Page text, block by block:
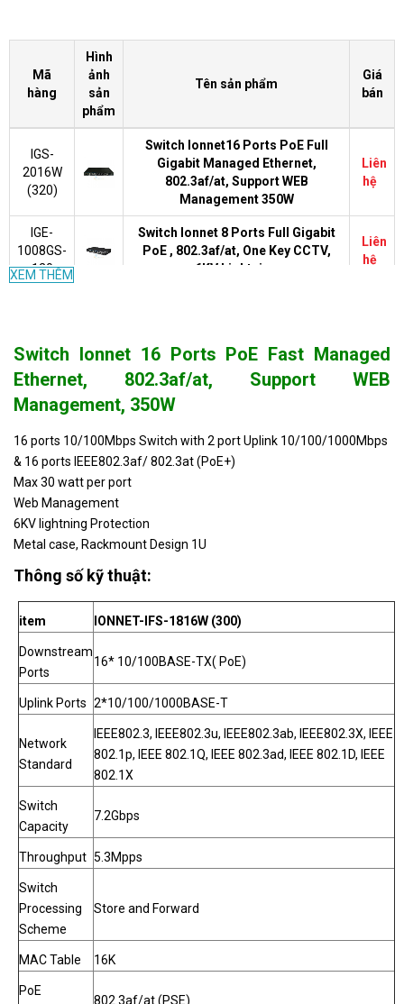
Mã
hàng
Hình
ảnh
sản
phẩm
Tên sản phẩm
Giá
bán
IGS-
2016W
(320)
Switch Ionnet16 Ports PoE Full
Gigabit Managed Ethernet,
802.3af/at, Support WEB
Management 350W
Liên
hệ
IGE-
1008GS-
120
Switch Ionnet 8 Ports Full Gigabit
PoE , 802.3af/at, One Key CCTV,
6KV Lightning
Liên
hệ
IGE-
604(60)
Switch ionnet 4 Ports Full Gigabit
PoE , 802.3af/at, One Key CCTV
Liên
hệ
2824W
(450)
Gigabit Managed Ethernet ,
802.3af/at, 6KV Lightning
Liên
IFS-
2824W
802.3af/at, WEB Management, 6KV
IFS-
2624W
Managed Ethernet , 802.3af/at,
Support WEB Management, 6KV
hệ
(60)
Switch ionnet4 ports PoE Ethernet ,
802.3af/at, One Key CCTV, 6KV
hệ
XEM THÊM
Switch Ionnet 16 Ports PoE Fast Managed
Ethernet, 802.3af/at, Support WEB
Management, 350W
16 ports 10/100Mbps Switch with 2 port Uplink 10/100/1000Mbps
& 16 ports IEEE802.3af/ 802.3at (PoE+)
Max 30 watt per port
Web Management
6KV lightning Protection
Metal case, Rackmount Design 1U
Thông số kỹ thuật:
item IONNET-IFS-1816W (300)
Downstream
Ports
16* 10/100BASE-TX( PoE)
Uplink Ports 2*10/100/1000BASE-T
Network
Standard
IEEE802.3, IEEE802.3u, IEEE802.3ab, IEEE802.3X, IEEE
802.1p, IEEE 802.1Q, IEEE 802.3ad, IEEE 802.1D, IEEE
802.1X
Switch
Capacity
7.2Gbps
Throughput 5.3Mpps
Switch
Processing
Scheme
Store and Forward
MAC Table 16K
PoE
802.3af/at (PSE)